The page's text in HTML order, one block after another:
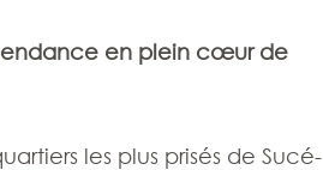
en plein cœur de
les plus prisés de Sucé-